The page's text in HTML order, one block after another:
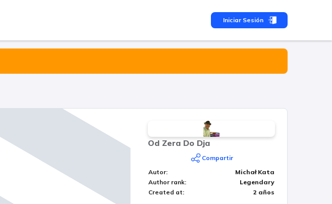
Iniciar Sesión
Od Zera Do Dja
Compartir
Autor:
Michał Kata
Author rank:
Legendary
Created at: 2 años